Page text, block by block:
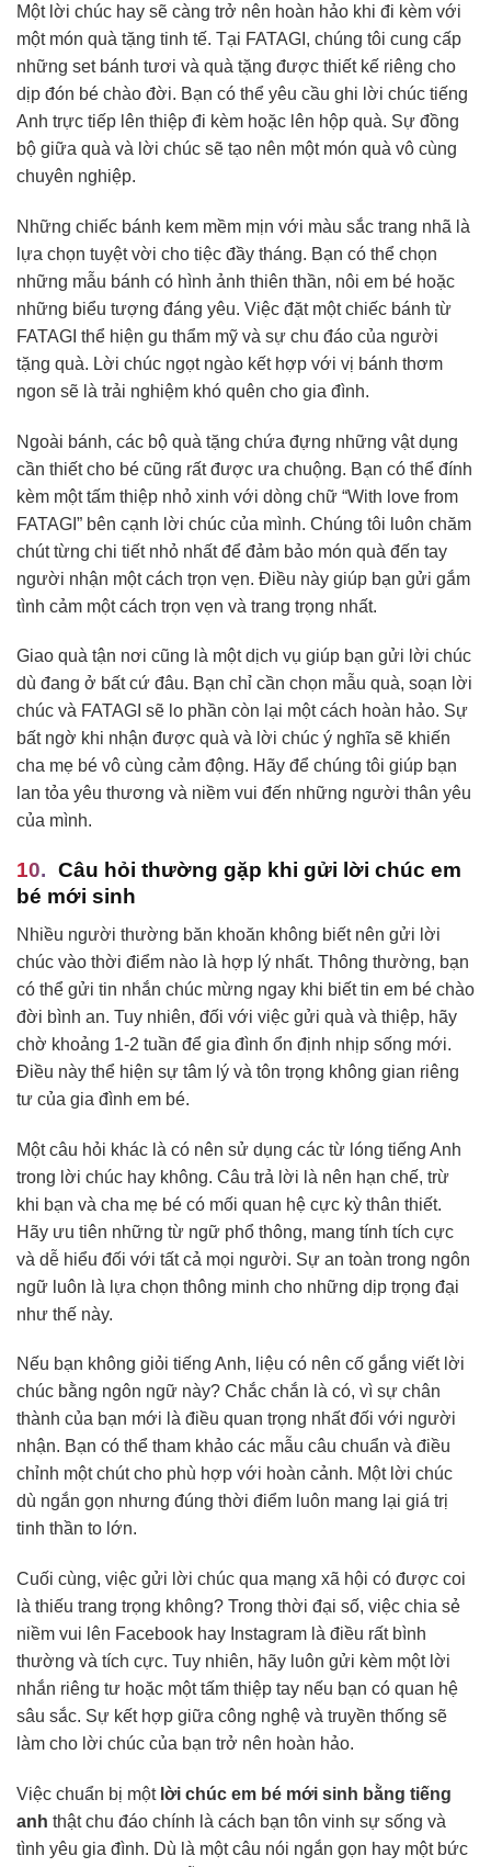
Một lời chúc hay sẽ càng trở nên hoàn hảo khi đi kèm với
một món quà tặng tinh tế. Tại FATAGI, chúng tôi cung cấp
những set bánh tươi và quà tặng được thiết kế riêng cho
dịp đón bé chào đời. Bạn có thể yêu cầu ghi lời chúc tiếng
Anh trực tiếp lên thiệp đi kèm hoặc lên hộp quà. Sự đồng
bộ giữa quà và lời chúc sẽ tạo nên một món quà vô cùng
chuyên nghiệp.
Những chiếc bánh kem mềm mịn với màu sắc trang nhã là
lựa chọn tuyệt vời cho tiệc đầy tháng. Bạn có thể chọn
những mẫu bánh có hình ảnh thiên thần, nôi em bé hoặc
những biểu tượng đáng yêu. Việc đặt một chiếc bánh từ
FATAGI thể hiện gu thẩm mỹ và sự chu đáo của người
tặng quà. Lời chúc ngọt ngào kết hợp với vị bánh thơm
ngon sẽ là trải nghiệm khó quên cho gia đình.
Ngoài bánh, các bộ quà tặng chứa đựng những vật dụng
cần thiết cho bé cũng rất được ưa chuộng. Bạn có thể đính
kèm một tấm thiệp nhỏ xinh với dòng chữ “With love from
FATAGI” bên cạnh lời chúc của mình. Chúng tôi luôn chăm
chút từng chi tiết nhỏ nhất để đảm bảo món quà đến tay
người nhận một cách trọn vẹn. Điều này giúp bạn gửi gắm
tình cảm một cách trọn vẹn và trang trọng nhất.
Giao quà tận nơi cũng là một dịch vụ giúp bạn gửi lời chúc
dù đang ở bất cứ đâu. Bạn chỉ cần chọn mẫu quà, soạn lời
chúc và FATAGI sẽ lo phần còn lại một cách hoàn hảo. Sự
bất ngờ khi nhận được quà và lời chúc ý nghĩa sẽ khiến
cha mẹ bé vô cùng cảm động. Hãy để chúng tôi giúp bạn
lan tỏa yêu thương và niềm vui đến những người thân yêu
của mình.
Câu hỏi thường gặp khi gửi lời chúc em
bé mới sinh
Nhiều người thường băn khoăn không biết nên gửi lời
chúc vào thời điểm nào là hợp lý nhất. Thông thường, bạn
có thể gửi tin nhắn chúc mừng ngay khi biết tin em bé chào
đời bình an. Tuy nhiên, đối với việc gửi quà và thiệp, hãy
chờ khoảng 1-2 tuần để gia đình ổn định nhịp sống mới.
Điều này thể hiện sự tâm lý và tôn trọng không gian riêng
tư của gia đình em bé.
Một câu hỏi khác là có nên sử dụng các từ lóng tiếng Anh
trong lời chúc hay không. Câu trả lời là nên hạn chế, trừ
khi bạn và cha mẹ bé có mối quan hệ cực kỳ thân thiết.
Hãy ưu tiên những từ ngữ phổ thông, mang tính tích cực
và dễ hiểu đối với tất cả mọi người. Sự an toàn trong ngôn
ngữ luôn là lựa chọn thông minh cho những dịp trọng đại
như thế này.
Nếu bạn không giỏi tiếng Anh, liệu có nên cố gắng viết lời
chúc bằng ngôn ngữ này? Chắc chắn là có, vì sự chân
thành của bạn mới là điều quan trọng nhất đối với người
nhận. Bạn có thể tham khảo các mẫu câu chuẩn và điều
chỉnh một chút cho phù hợp với hoàn cảnh. Một lời chúc
dù ngắn gọn nhưng đúng thời điểm luôn mang lại giá trị
tinh thần to lớn.
Cuối cùng, việc gửi lời chúc qua mạng xã hội có được coi
là thiếu trang trọng không? Trong thời đại số, việc chia sẻ
niềm vui lên Facebook hay Instagram là điều rất bình
thường và tích cực. Tuy nhiên, hãy luôn gửi kèm một lời
nhắn riêng tư hoặc một tấm thiệp tay nếu bạn có quan hệ
sâu sắc. Sự kết hợp giữa công nghệ và truyền thống sẽ
làm cho lời chúc của bạn trở nên hoàn hảo.
Việc chuẩn bị một lời chúc em bé mới sinh bằng tiếng
anh thật chu đáo chính là cách bạn tôn vinh sự sống và
tình yêu gia đình. Dù là một câu nói ngắn gọn hay một bức